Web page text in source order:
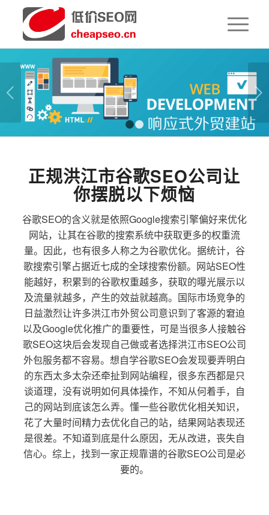
下一页
1 2
正规洪江市谷歌SEO公司让
你摆脱以下烦恼
谷歌SEO的含义就是依照Google搜索引擎偏好来优化
网站，让其在谷歌的搜索系统中获取更多的权重流
量。因此，也有很多人称之为谷歌优化。据统计，谷
歌搜索引擎占据近七成的全球搜索份额。网站SEO性
能越好，积累到的谷歌权重越多，获取的曝光展示以
及流量就越多，产生的效益就越高。国际市场竞争的
日益激烈让许多洪江市外贸公司意识到了客源的窘迫
以及Google优化推广的重要性，可是当很多人接触谷
歌SEO这块后会发现自己做或者选择洪江市SEO公司
外包服务都不容易。想自学谷歌SEO会发现要弄明白
的东西太多太杂还牵扯到网站编程，很多东西都是只
谈道理，没有说明如何具体操作，不知从何着手，自
己的网站到底该怎么弄。懂一些谷歌优化相关知识，
花了大量时间精力去优化自己的站，结果网站表现还
是很差。不知道到底是什么原因，无从改进，丧失自
信心。综上，找到一家正规靠谱的谷歌SEO公司是必
要的。